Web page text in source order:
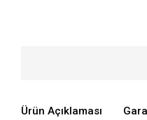
Ürün Açıklaması